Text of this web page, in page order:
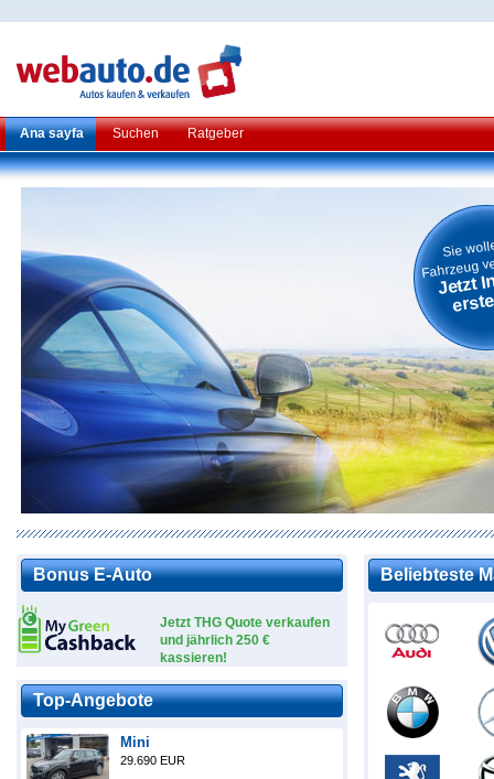
Ana sayfa Suchen Ratgeber
Sie
Fahrzeug
Jetzt
Bonus E-Auto
Jetzt THG Quote verkaufen
und jährlich 250 €
kassieren!
Top-Angebote
Mini
29.690 EUR
Beliebteste